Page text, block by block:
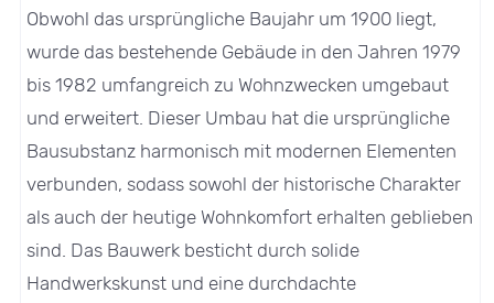
Obwohl das ursprüngliche Baujahr um 1900 liegt,
wurde das bestehende Gebäude in den Jahren 1979
bis 1982 umfangreich zu Wohnzwecken umgebaut
und erweitert. Dieser Umbau hat die ursprüngliche
Bausubstanz harmonisch mit modernen Elementen
verbunden, sodass sowohl der historische Charakter
als auch der heutige Wohnkomfort erhalten geblieben
sind. Das Bauwerk besticht durch solide
Handwerkskunst und eine durchdachte